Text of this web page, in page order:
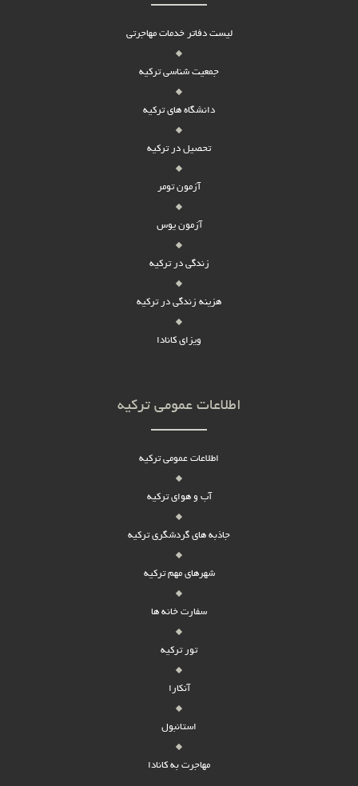
لیست دفاتر خدمات مهاجرتی
جمعیت شناسی ترکیه
دانشگاه های ترکیه
تحصیل در ترکیه
آزمون تومر
آزمون یوس
زندگی در ترکیه
هزینه زندگی در ترکیه
ویزای کانادا
اطلاعات عمومی ترکیه
اطلاعات عمومی ترکیه
آب و هوای ترکیه
جاذبه های گردشگری ترکیه
شهرهای مهم ترکیه
سفارت خانه ها
تور ترکیه
آنکارا
استانبول
مهاجرت به کانادا